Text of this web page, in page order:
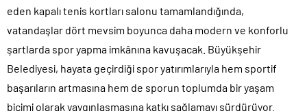
eden kapalı tenis kortları salonu tamamlandığında,
vatandaşlar dört mevsim boyunca daha modern ve konforlu
şartlarda spor yapma imkânına kavuşacak. Büyükşehir
Belediyesi, hayata geçirdiği spor yatırımlarıyla hem sportif
başarıların artmasına hem de sporun toplumda bir yaşam
biçimi olarak yaygınlaşmasına katkı sağlamayı sürdürüyor.